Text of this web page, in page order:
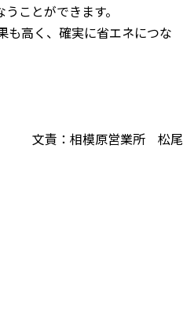
ことができます。
も高く、確実に省エネにつな
文責：相模原営業所 松尾